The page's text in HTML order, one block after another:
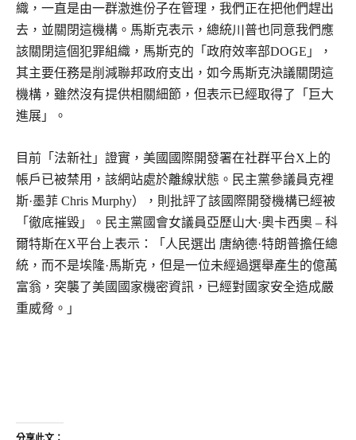
織，一直是由一群激進份子在管理，我們正在把他們趕出
去，並關閉這機構。馬斯克表示，總統川普也同意我們應
該關閉這個犯罪組織，馬斯克的「政府效率部DOGE」，
其主要任務是削減聯邦政府支出，如今馬斯克決議關閉這
機構，雖然沒有提供相關細節，但表示已經取得了「巨大
進展」。
目前「法新社」證實，美國國際開發署在社群平台X上的
帳戶已被禁用，該網站處於離線狀態。民主黨參議員克裡
斯·墨菲 Chris Murphy），則批評了該國際開發機構已經被
「徹底摧毀」。民主黨國會女議員亞歷山大·奧卡西奧 – 科
爾特斯在X平台上表示：「人民選出 唐納德·特朗普擔任總
統，而不是埃隆·馬斯克，但是一位未經過選舉產生的億萬
富翁，突襲了美國國家機密資訊，已經對國家安全造成嚴
重威脅。」